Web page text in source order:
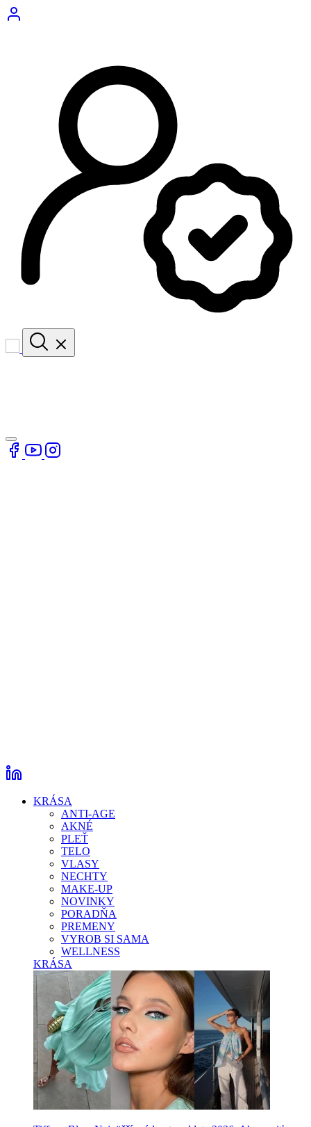
KRÁSA
ANTI-AGE
AKNÉ
PLEŤ
TELO
VLASY
NECHTY
MAKE-UP
NOVINKY
PORADŇA
PREMENY
VYROB SI SAMA
WELLNESS
KRÁSA